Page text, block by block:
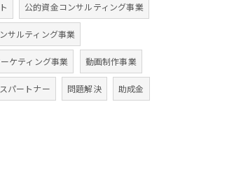
公的資金コンサルティング事業
サルティング事業
ケティング事業 動画制作事業
パートナー 問題解決 助成金